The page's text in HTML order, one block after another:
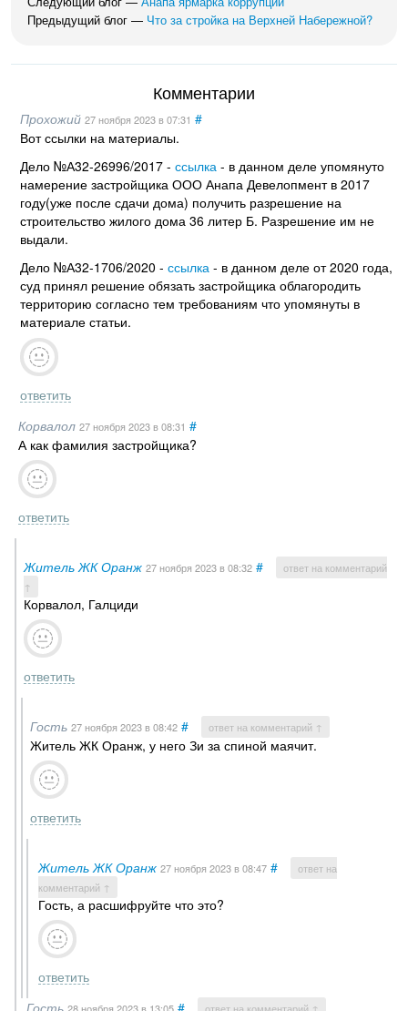
Предыдущий блог — Что за стройка на Верхней Набережной?
Комментарии
Прохожий 27 ноября 2023в 07:31 #
Вот ссылки на материалы.
Дело №А32-26996/2017 - ссылка - в данном деле упомянуто
намерение застройщика ООО Анапа Девелопмент в 2017
году(уже после сдачи дома) получить разрешение на
строительство жилого дома 36 литер Б. Разрешение им не
выдали.
Дело №А32-1706/2020 - ссылка - в данном деле от 2020 года,
суд принял решение обязать застройщика облагородить
территорию согласно тем требованиям что упомянуты в
материале статьи.
ответить
Корвалол 27 ноября 2023в 08:31 #
А как фамилия застройщика?
ответить
Житель ЖК Оранж 27 ноября 2023в 08:32 #
ответ на комментарий
↑
Корвалол, Галциди
ответить
Гость 27 ноября 2023в 08:42 # ответ на комментарий ↑
Житель ЖК Оранж, у него Зи за спиной маячит.
ответить
Житель ЖК Оранж 27 ноября 2023в 08:47 #
ответ на
комментарий ↑
Гость, а расшифруйте что это?
ответить